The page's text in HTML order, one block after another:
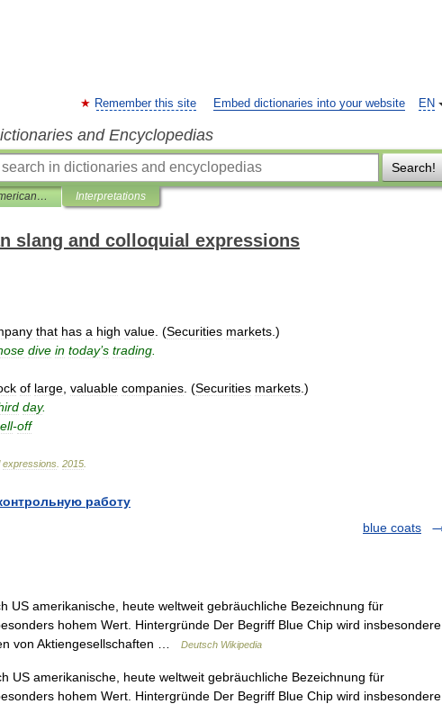
EN
Remember this site Embed dictionaries into your website
and Encyclopedias
Search!
Dictionary of American slang and colloquial expressions Interpretations
slang and colloquial expressions
that has a high value . (Securities markets .)
dive in today’s trading
of large valuable companies . (Securities markets .)
day.
-off
expressions 2015
работу
blue coats
US amerikanische, heute weltweit gebräuchliche Bezeichnung für
hohem Wert. Hintergründe Der Begriff Blue Chip wird insbesondere
von Aktiengesellschaften …
Deutsch Wikipedia
US amerikanische, heute weltweit gebräuchliche Bezeichnung für
hohem Wert. Hintergründe Der Begriff Blue Chip wird insbesondere